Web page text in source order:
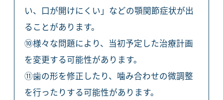
い、口が開けにくい」などの顎関節症状が出
ることがあります。
⑩様々な問題により、当初予定した治療計画
を変更する可能性があります。
⑪歯の形を修正したり、噛み合わせの微調整
を行ったりする可能性があります。